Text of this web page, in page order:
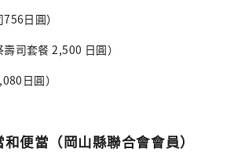
756日圓）
壽司套餐 2,500 日圓）
日圓）
便當（岡山縣聯合會會員）